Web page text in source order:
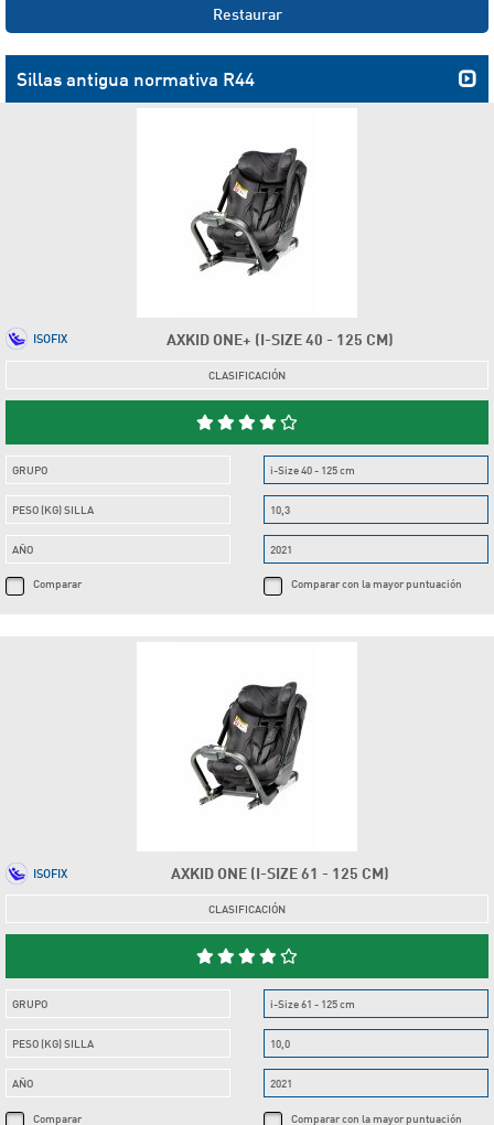
Restaurar
Sillas antigua normativa R44
AXKID ONE+ (I-SIZE 40 - 125 CM)
ISOFIX
CLASIFICACIÓN
GRUPO
PESO (KG) SILLA
AÑO
Comparar
i-Size 40 - 125 cm
10,3
2021
Comparar con la mayor puntuación
AXKID ONE (I-SIZE 61 - 125 CM)
ISOFIX
CLASIFICACIÓN
GRUPO
PESO (KG) SILLA
AÑO
Comparar
i-Size 61 - 125 cm
10,0
2021
Comparar con la mayor puntuación